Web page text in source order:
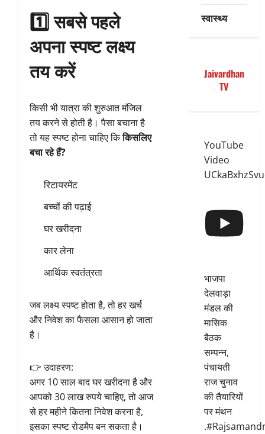
1️⃣ सबसे पहले
अपना स्पष्ट लक्ष्य
तय करें
किसी भी यात्रा की शुरुआत मंजिल
तय करने से होती है। पैसा बचाना है
तो यह स्पष्ट होना चाहिए किकिसलिए
बचा रहे हैं?
रिटायरमेंट
बच्चों की पढ़ाई
घर खरीदना
कार लेना
आर्थिक स्वतंत्रता
जब लक्ष्य स्पष्ट होता है, तो हर खर्च
और निवेश का फैसला आसान हो जाता
है।
👉 उदाहरण:
अगर 10 साल बाद घर खरीदना है और
आपको 30 लाख रुपये चाहिए, तो आज
से हर महीने कितना निवेश करना है,
इसका स्पष्ट रोडमैप बन सकता है।
स्वास्थ्य
Jaivardhan
TV
YouTube
Video
भाजपा
देलवाड़ा
मंडल की
मासिक
बैठक
सम्पन्न,
पंचायती
राज चुनाव
की तैयारियों
पर मंथन